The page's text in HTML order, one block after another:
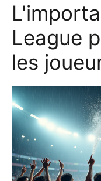
League
les